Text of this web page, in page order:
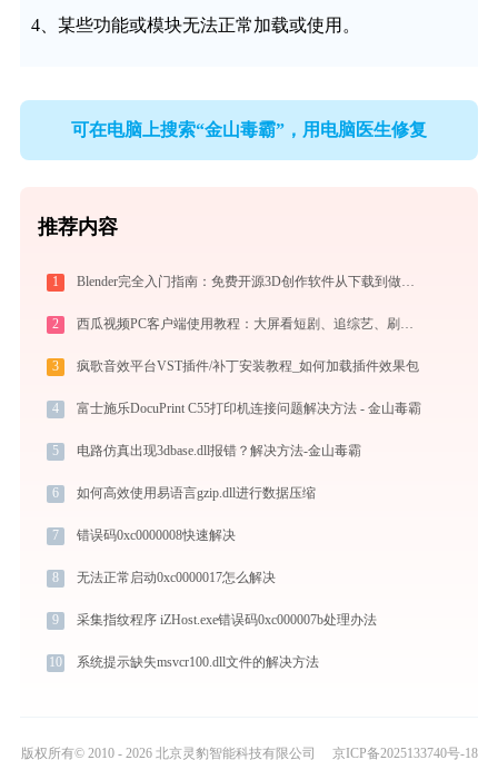
4、某些功能或模块无法正常加载或使用。
可在电脑上搜索“金山毒霸”，用电脑医生修复
推荐内容
1 Blender完全入门指南：免费开源3D创作软件从下载到做出第一个作品（2026最新）
2 西瓜视频PC客户端使用教程：大屏看短剧、追综艺、刷影视的高清播放指南
3 疯歌音效平台VST插件/补丁安装教程_如何加载插件效果包
4 富士施乐DocuPrint C55打印机连接问题解决方法 - 金山毒霸
5 电路仿真出现3dbase.dll报错？解决方法-金山毒霸
6 如何高效使用易语言gzip.dll进行数据压缩
7 错误码0xc0000008快速解决
8 无法正常启动0xc0000017怎么解决
9 采集指纹程序 iZHost.exe错误码0xc000007b处理办法
10 系统提示缺失msvcr100.dll文件的解决方法
版权所有© 2010 - 2026 北京灵豹智能科技有限公司 京ICP备2025133740号-18